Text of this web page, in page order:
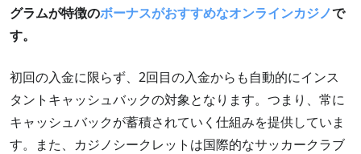
グラムが特徴のボーナスがおすすめなオンラインカジノで
す。
初回の入金に限らず、2回目の入金からも自動的にインス
タントキャッシュバックの対象となります。つまり、常に
キャッシュバックが蓄積されていく仕組みを提供していま
す。また、カジノシークレットは国際的なサッカークラブ